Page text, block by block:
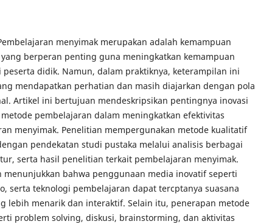
menyimak merupakan adalah kemampuan
berperan penting guna meningkatkan kemampuan
peserta didik. Namun, dalam praktiknya, keterampilan ini
mendapatkan perhatian dan masih diajarkan dengan pola
Artikel ini bertujuan mendeskripsikan pentingnya inovasi
pembelajaran dalam meningkatkan efektivitas
menyimak. Penelitian mempergunakan metode kualitatif
pendekatan studi pustaka melalui analisis berbagai
serta hasil penelitian terkait pembelajaran menyimak.
menunjukkan bahwa penggunaan media inovatif seperti
serta teknologi pembelajaran dapat tercptanya suasana
lebih menarik dan interaktif. Selain itu, penerapan metode
problem solving, diskusi, brainstorming, dan aktivitas